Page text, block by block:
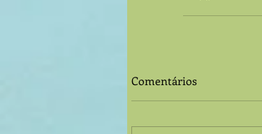
Comentários